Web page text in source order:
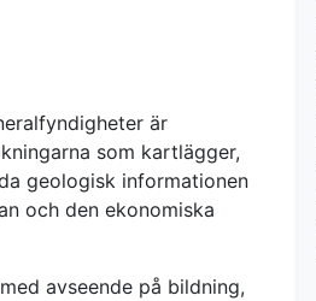
är
som kartlägger,
geologisk informationen
och den ekonomiska
avseende på bildning,